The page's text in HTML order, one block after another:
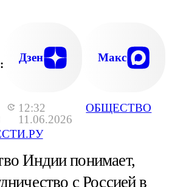
12:32
11.06.2026
ОБЩЕСТВО
Дзен Макс
Индии понимает,
с Россией в